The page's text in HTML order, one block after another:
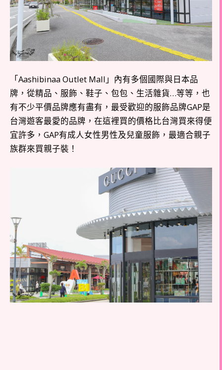
「Aashibinaa Outlet Mall」內有多個國際與日本品
牌，從精品、服飾、鞋子、包包、生活雜貨…等等，也
有不少平價品牌應有盡有，最受歡迎的服飾品牌GAP是
台灣遊客最愛的品牌，在這裡買的價格比台灣買來得便
宜許多，GAP有成人女性男性及兒童服飾，最適合親子
族群來買親子裝！